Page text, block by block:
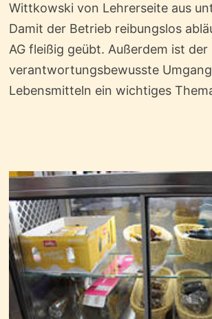
Wittkowski von Lehrerseite aus
Damit der Betrieb reibungslos
AG fleißig geübt. Außerdem ist der
verantwortungsbewusste
Lebensmitteln ein